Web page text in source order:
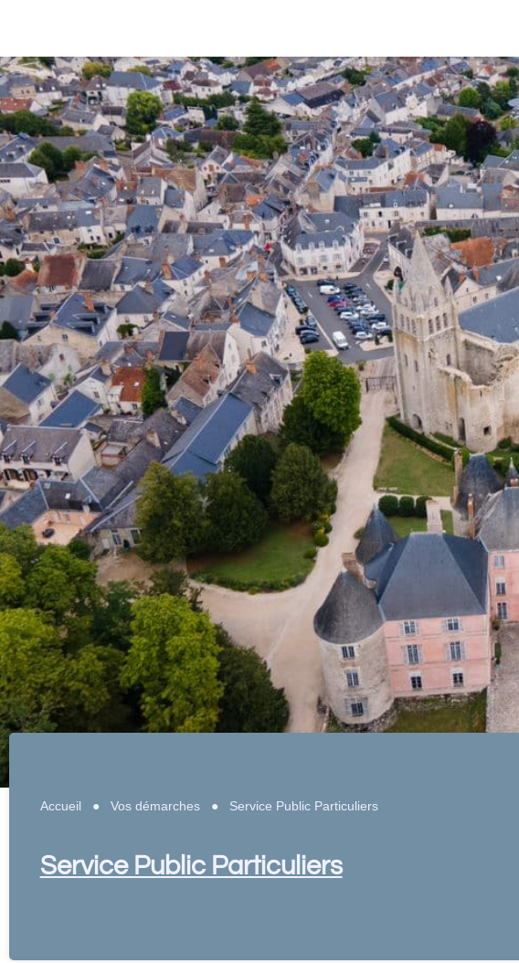
Accueil ● Vos démarches● Service Public Particuliers
Service Public Particuliers